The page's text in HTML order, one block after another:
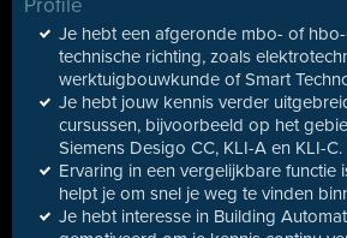
Profile
Je hebt een afgeronde mbo- of
technische richting, zoals
werktuigbouwkunde of Smart
Je hebt jouw kennis verder
cursussen, bijvoorbeeld op het
Siemens Desigo CC, KLI-A en KLI-C.
Ervaring in een vergelijkbare functie
helpt je om snel je weg te vinden
Je hebt interesse in Building